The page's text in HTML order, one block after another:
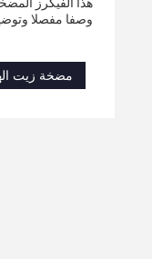
وصفا مفصلا
مضخة زيت